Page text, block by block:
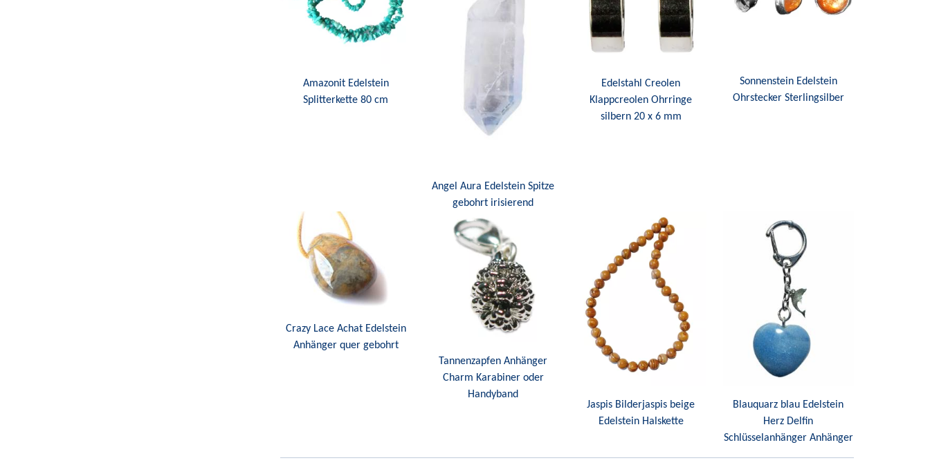
Amazonit Edelstein
Splitterkette 80 cm
Angel Aura Edelstein Spitze
gebohrt irisierend
Edelstahl Creolen
Klappcreolen Ohrringe
silbern 20 x 6 mm
Sonnenstein Edelstein
Ohrstecker Sterlingsilber
Crazy Lace Achat Edelstein
Anhänger quer gebohrt
Tannenzapfen Anhänger
Charm Karabiner oder
Handyband
Jaspis Bilderjaspis beige
Edelstein Halskette
Blauquarz blau Edelstein
Herz Delfin
Schlüsselanhänger Anhänger